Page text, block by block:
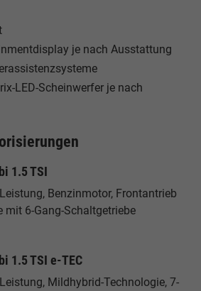
je nach Ausstattung
LED-Scheinwerfer je nach
1.5 TSI
Benzinmotor, Frontantrieb
mit 6-Gang-Schaltgetriebe
1.5 TSI e-TEC
Mildhybrid-Technologie, 7-